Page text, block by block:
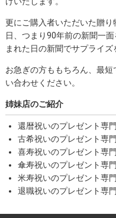
更にご購入者いただいた贈
日、つまり90年前の新聞一
まれた日の新聞でサプライズ
お急ぎの方ももちろん、最
い合わせください。
姉妹店のご紹介
還暦祝いのプレゼント専
古希祝いのプレゼント専
喜寿祝いのプレゼント専
傘寿祝いのプレゼント専
米寿祝いのプレゼント専
退職祝いのプレゼント専